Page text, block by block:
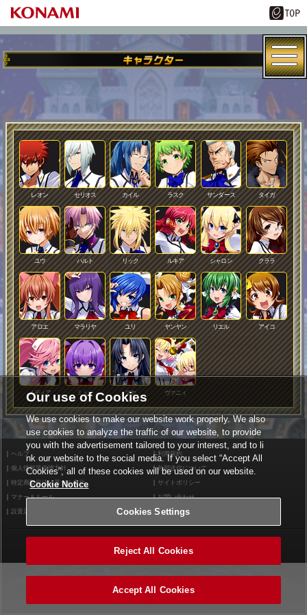
レオン セリオス カイル ラスク サンダース タイガ
ユウ ハルト リック ルキア シャロン クララ
アロエ マラリヤ ユリ ヤンヤン リエル アイコ
メディア ミュー マヤ ヴァニィ
ヘルプ 利用規約
個人情報等保護方針 外部送信について
特定商取引法に基づく表示 サイトポリシー
マナー＆ルール お問い合わせ
設置店舗検索 Cookies Settings
Our use of Cookies
We use cookies to make our website work properly. We also
use cookies to analyze the traffic of our website, to provide
you with the advertisement tailored to your interest, and to li
nk our website to the social media. If you select “Accept All
Cookies”, all of these cookies will be used on our website.
Cookie Notice
Cookies Settings
Reject All Cookies
Accept All Cookies